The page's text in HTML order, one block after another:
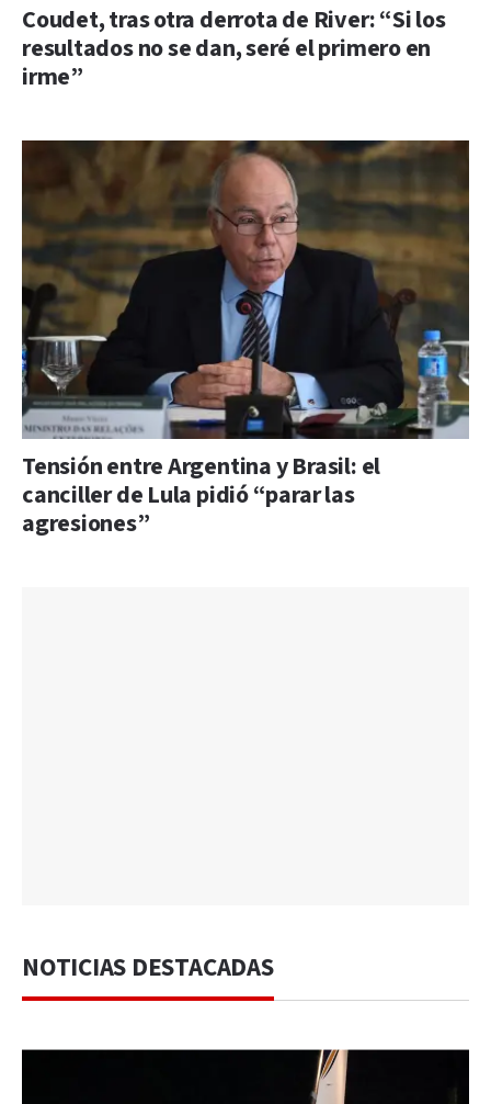
Coudet, tras otra derrota de River: “Si los
resultados no se dan, seré el primero en
irme”
Tensión entre Argentina y Brasil: el
canciller de Lula pidió “parar las
agresiones”
NOTICIAS DESTACADAS